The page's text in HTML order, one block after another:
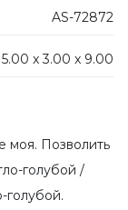
AS-72872
5.00 x3.00 x 9.00
моя. Позволить
голубой /
голубой.